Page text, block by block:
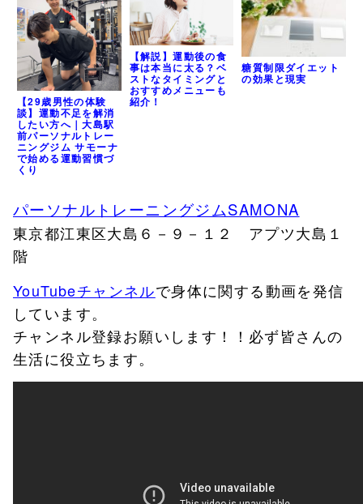
【29歳男性の体験
談】運動不足を解消
したい方へ｜大島駅
前パーソナルトレー
ニングジム サモーナ
で始める運動習慣づ
くり
【解説】運動後の食
事は本当に太る？ベ
ストなタイミングと
おすすめメニューも
紹介！
糖質制限ダイエット
の効果と現実
パーソナルトレーニングジムSAMONA
東京都江東区大島６－９－１２ アプツ大島１
階
YouTubeチャンネルで身体に関する動画を発信
しています。
チャンネル登録お願いします！！必ず皆さんの
生活に役立ちます。